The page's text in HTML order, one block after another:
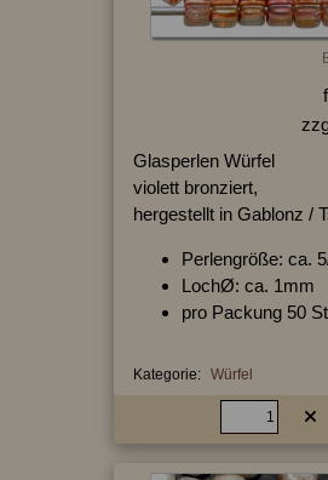
Glasperlen Würfel
violett bronziert,
hergestellt in Gablonz /
Perlengröße: ca.
LochØ: ca. 1mm
pro Packung 50
Kategorie: Würfel